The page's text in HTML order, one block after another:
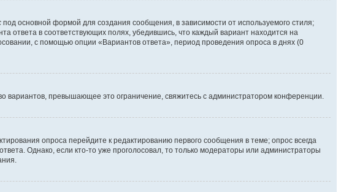
под основной формой для создания сообщения, в зависимости от используемого стиля;
ответа в соответствующих полях, убедившись, что каждый вариант находится на
с помощью опции «Вариантов ответа», период проведения опроса в днях (0
вариантов, превышающее это ограничение, свяжитесь с администратором конференции.
опроса перейдите к редактированию первого сообщения в теме; опрос всегда
Однако, если кто-то уже проголосовал, то только модераторы или администраторы